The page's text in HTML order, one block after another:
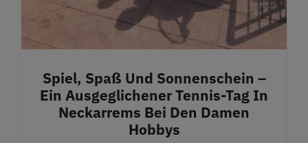
Spiel, Spaß Und Sonnenschein –
Ein Ausgeglichener Tennis-Tag In
Neckarrems Bei Den Damen
Hobbys